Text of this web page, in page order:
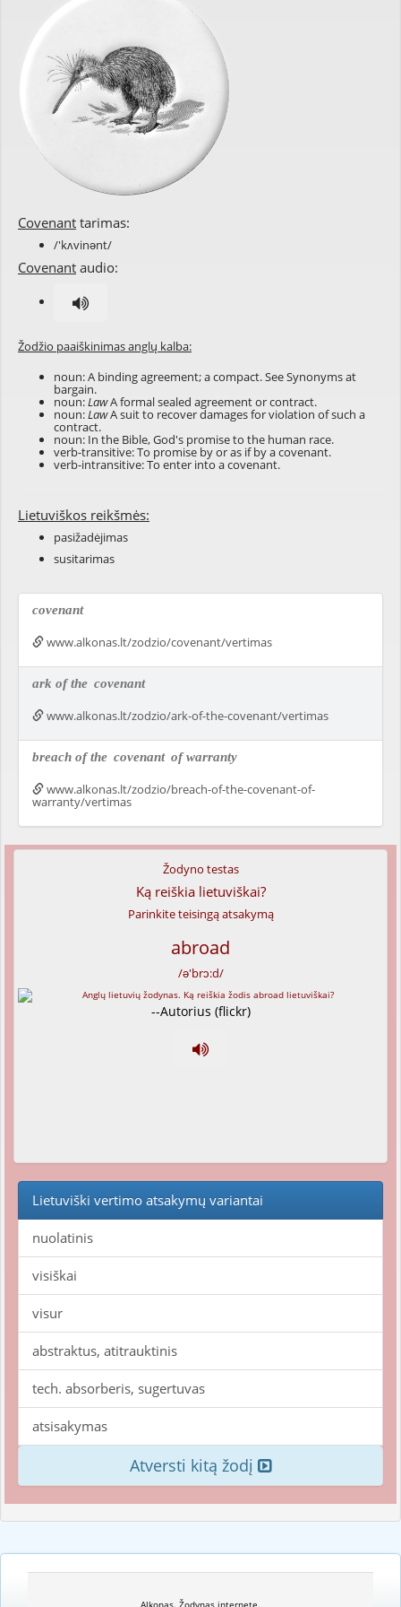
Covenant tarimas:
/'kʌvinənt/
Covenant audio:
Žodžio paaiškinimas anglų kalba:
noun: A binding agreement; a compact. See Synonyms at
bargain.
noun:LawA formal sealed agreement or contract.
noun:LawA suit to recover damages for violation of such a
contract.
noun: In the Bible, God's promise to the human race.
verb-transitive: To promise by or as if by a covenant.
verb-intransitive: To enter into a covenant.
Lietuviškos reikšmės:
pasižadėjimas
susitarimas
covenant
www.alkonas.lt/zodzio/covenant/vertimas
ark of the covenant
www.alkonas.lt/zodzio/ark-of-the-covenant/vertimas
breach of the covenant of warranty
www.alkonas.lt/zodzio/breach-of-the-covenant-of-
warranty/vertimas
Žodyno testas
Ką reiškia lietuviškai?
Parinkite teisingą atsakymą
abroad
/ə'brɔ:d/
--Autorius (flickr)
Lietuviški vertimo atsakymų variantai
nuolatinis
visiškai
visur
abstraktus, atitrauktinis
tech. absorberis, sugertuvas
atsisakymas
Atversti kitą žodį
Alkonas. Žodynas internete.